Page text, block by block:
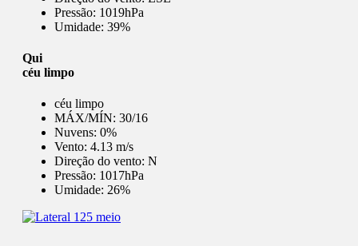
Pressão: 1019hPa
Umidade: 39%
Qui
céu limpo
céu limpo
MÁX/MÍN: 30/16
Nuvens: 0%
Vento: 4.13 m/s
Direção do vento: N
Pressão: 1017hPa
Umidade: 26%